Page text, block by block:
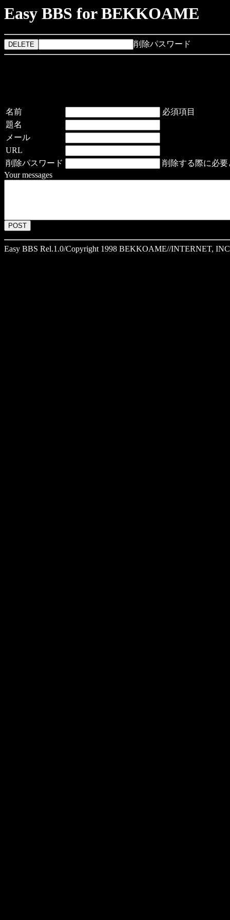
Easy BBS for BEKKOAME
削除パスワード
名前
必須項目
題名
メール
URL
削除パスワード
削除する際に必
Your messages
Easy BBS Rel.1.0/Copyright 1998 BEKKOAME//INTERNET,